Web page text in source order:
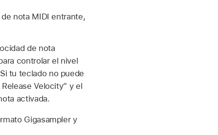
nota MIDI entrante,
de nota
controlar el nivel
tu teclado no puede
Velocity” y el
activada.
Gigasampler y